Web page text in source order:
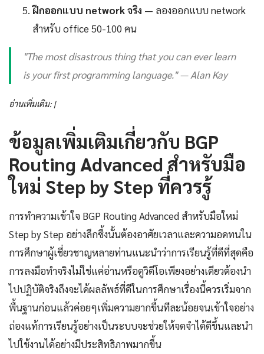
ฝึกออกแบบ network จริง — ลองออกแบบ network
สำหรับ office 50-100 คน
"The most disastrous thing that you can ever learn
is your first programming language." — Alan Kay
อ่านเพิ่มเติม: |
ข้อมูลเพิ่มเติมเกี่ยวกับ BGP
Routing Advanced สำหรับมือ
ใหม่ Step by Step ที่ควรรู้
การทำความเข้าใจ BGP Routing Advanced สำหรับมือใหม่
Step by Step อย่างลึกซึ้งนั้นต้องอาศัยเวลาและความอดทนใน
การศึกษาผู้เชี่ยวชาญหลายท่านแนะนำว่าการเรียนรู้ที่ดีที่สุดคือ
การลงมือทำจริงไม่ใช่แค่อ่านหรือดูวิดีโอเพียงอย่างเดียวต้องนำ
ไปปฏิบัติจริงถึงจะได้ผลลัพธ์ที่ดีในการศึกษาเรื่องนี้ควรเริ่มจาก
พื้นฐานก่อนแล้วค่อยๆเพิ่มความยากขึ้นทีละน้อยจนเข้าใจอย่าง
ถ่องแท้การเรียนรู้อย่างเป็นระบบจะช่วยให้จดจำได้ดีขึ้นและนำ
ไปใช้งานได้อย่างมีประสิทธิภาพมากขึ้น